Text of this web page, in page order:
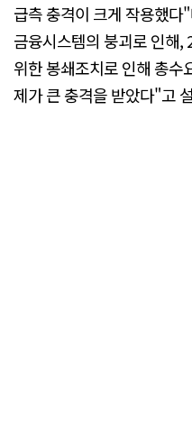
급측 충격이 크게 작용했
금융시스템의 붕괴로 인해,
위한 봉쇄조치로 인해 총수
제가 큰 충격을 받았다"고